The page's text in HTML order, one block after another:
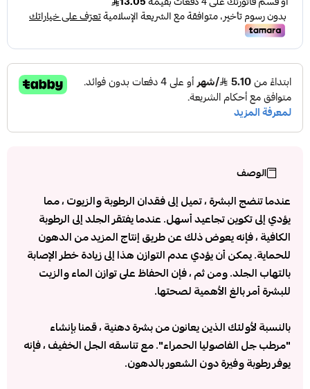
الوصف
عندما تنضج البشرة ، تميل إلى فقدان الرطوبة والزيوت ، مما
يؤدي إلى تكوين تجاعيد أسهل. عندما يفتقر الجلد إلى الرطوبة
الكافية ، فإنه يعوض ذلك عن طريق إنتاج المزيد من الدهون
للحماية. يمكن أن يؤدي عدم التوازن هذا إلى زيادة خطر الإصابة
بالتهاب الجلد. ومن ثم ، فإن الحفاظ على توازن الماء والزيت
للبشرة أمر بالغ الأهمية لصحتها.
بالنسبة لأولئك الذين يعانون من بشرة دهنية ، قمنا بإنشاء
"مرطب جل الفاصوليا الحمراء". مع تناسقه الجل الخفيف ، فإنه
يوفر رطوبة وفيرة دون الشعور بالدهون.